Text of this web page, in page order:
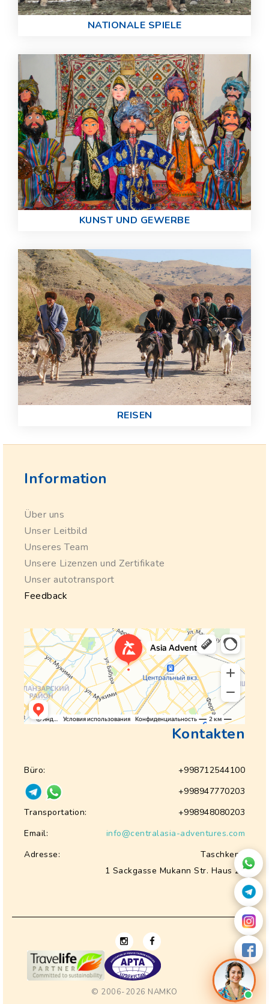
NATIONALE SPIELE
KUNST UND GEWERBE
REISEN
Information
Über uns
Unser Leitbild
Unseres Team
Unsere Lizenzen und Zertifikate
Unser autotransport
Feedback
Kontakten
Büro:
+998712544100
+998947770203
Transportation:
+998948080203
Email:
info@centralasia-adventures.com
Adresse:
Taschkent,
1 Sackgasse Mukann Str. Haus 28
© 2006-2026 NAMKO